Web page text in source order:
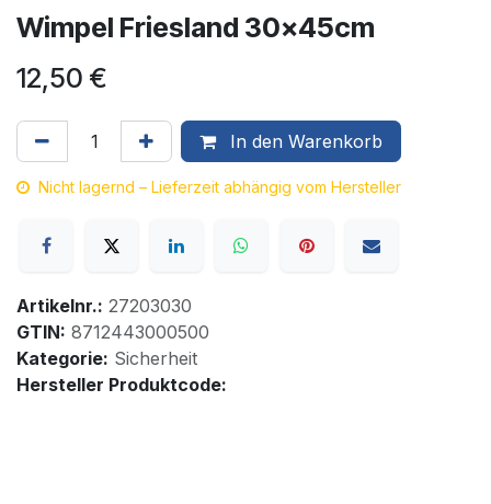
Wimpel Friesland 30x45cm
12,50 €
In den Warenkorb
Nicht lagernd – Lieferzeit abhängig vom Hersteller
Artikelnr.: 27203030
GTIN: 8712443000500
Kategorie: Sicherheit
Hersteller Produktcode: